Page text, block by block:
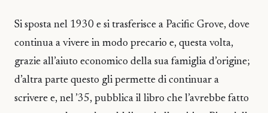
Si sposta nel 1930 e si trasferisce a Pacific Grove, dove
continua a vivere in modo precario e, questa volta,
grazie all’aiuto economico della sua famiglia d’origine;
d’altra parte questo gli permette di continuar a
scrivere e, nel ’35, pubblica il libro che l’avrebbe fatto